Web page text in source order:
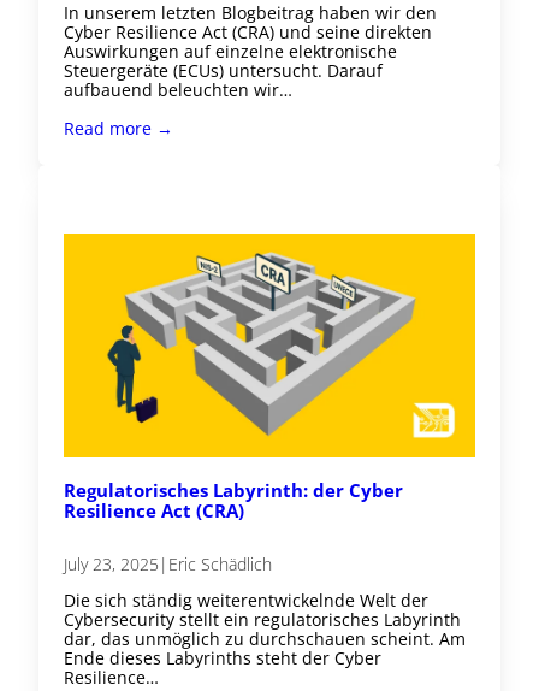
In unserem letzten Blogbeitrag haben wir den
Cyber Resilience Act (CRA) und seine direkten
Auswirkungen auf einzelne elektronische
Steuergeräte (ECUs) untersucht. Darauf
aufbauend beleuchten wir…
Read more →
Regulatorisches Labyrinth: der Cyber
Resilience Act (CRA)
July 23, 2025 | Eric Schädlich
Die sich ständig weiterentwickelnde Welt der
Cybersecurity stellt ein regulatorisches Labyrinth
dar, das unmöglich zu durchschauen scheint. Am
Ende dieses Labyrinths steht der Cyber
Resilience…